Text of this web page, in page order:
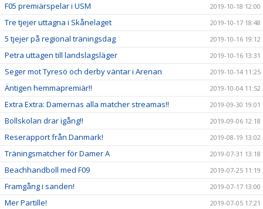
F05 premiärspelar i USM 2019-10-18 12:00
Tre tjejer uttagna i Skånelaget 2019-10-17 18:48
5 tjejer på regional träningsdag 2019-10-16 19:12
Petra uttagen till landslagsläger 2019-10-16 13:31
Seger mot Tyresö och derby väntar i Arenan 2019-10-14 11:25
Äntigen hemmapremiär!! 2019-10-04 11:52
Extra Extra: Damernas alla matcher streamas!! 2019-09-30 19:01
Bollskolan drar igång!! 2019-09-06 12:18
Reserapport från Danmark! 2019-08-19 13:02
Träningsmatcher för Damer A 2019-07-31 13:18
Beachhandboll med F09 2019-07-25 11:19
Framgång i sanden! 2019-07-17 13:00
Mer Partille! 2019-07-05 17:21